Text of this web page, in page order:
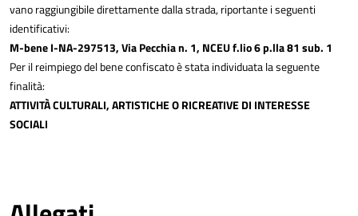
vano raggiungibile direttamente dalla strada, riportante i seguenti
identificativi:
M-bene I-NA-297513, Via Pecchia n. 1, NCEU f.lio 6 p.lla 81 sub. 1
Per il reimpiego del bene confiscato è stata individuata la seguente
finalità:
ATTIVITÀ CULTURALI, ARTISTICHE O RICREATIVE DI INTERESSE
SOCIALI